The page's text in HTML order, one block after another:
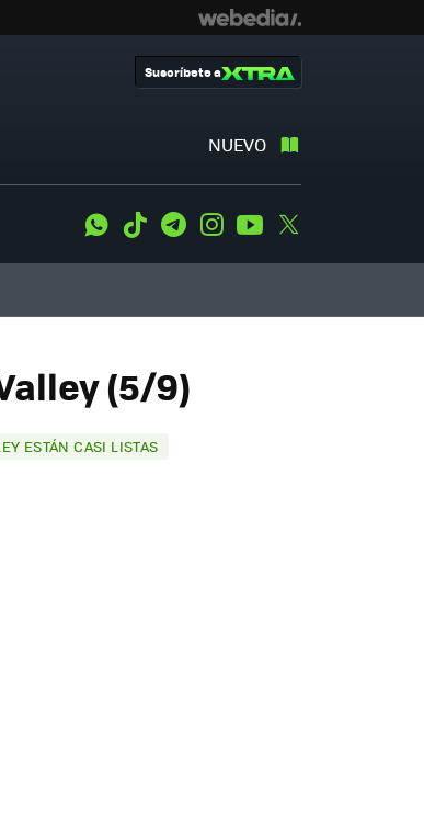
NUEVO
Suscríbete a
WhatsApp
Tiktok TelegramInstagramYoutube
(5/9)
ESTÁN CASI LISTAS